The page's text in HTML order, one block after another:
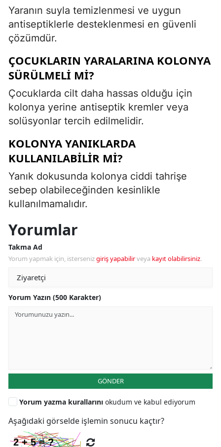
Yaranın suyla temizlenmesi ve uygun
antiseptiklerle desteklenmesi en güvenli
çözümdür.
ÇOCUKLARIN YARALARINA KOLONYA
SÜRÜLMELI MI?
Çocuklarda cilt daha hassas olduğu için
kolonya yerine antiseptik kremler veya
solüsyonlar tercih edilmelidir.
KOLONYA YANIKLARDA
KULLANILABILIR MI?
Yanık dokusunda kolonya ciddi tahrişe
sebep olabileceğinden kesinlikle
kullanılmamalıdır.
Yorumlar
Takma Ad
Yorum yapmak için, istersenizgiriş yapabilirveya kayıt olabilirsiniz.
Yorum Yazın (500 Karakter)
GÖNDER
Yorum yazma kurallarını okudum ve kabul ediyorum
Aşağıdaki görselde işlemin sonucu kaçtır?